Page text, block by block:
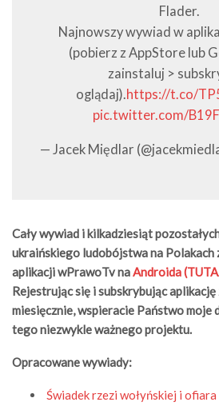
Flader.
Najnowszy wywiad w
(pobierz z AppStore lub
zainstaluj >
oglądaj).https://t.co/
pic.twitter.com/
— Jacek Międlar
Cały wywiad i kilkadziesiąt
ukraińskiego ludobójstwa na Polakach
aplikacji wPrawoTv naAndroida
Rejestrując się i subskrybując aplikację
miesięcznie, wspieracie Państwo moje
tego niezwykle ważnego projektu.
Opracowane wywiady:
Świadek rzezi wołyńskiej i